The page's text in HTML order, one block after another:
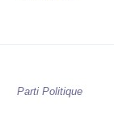
Parti Politique